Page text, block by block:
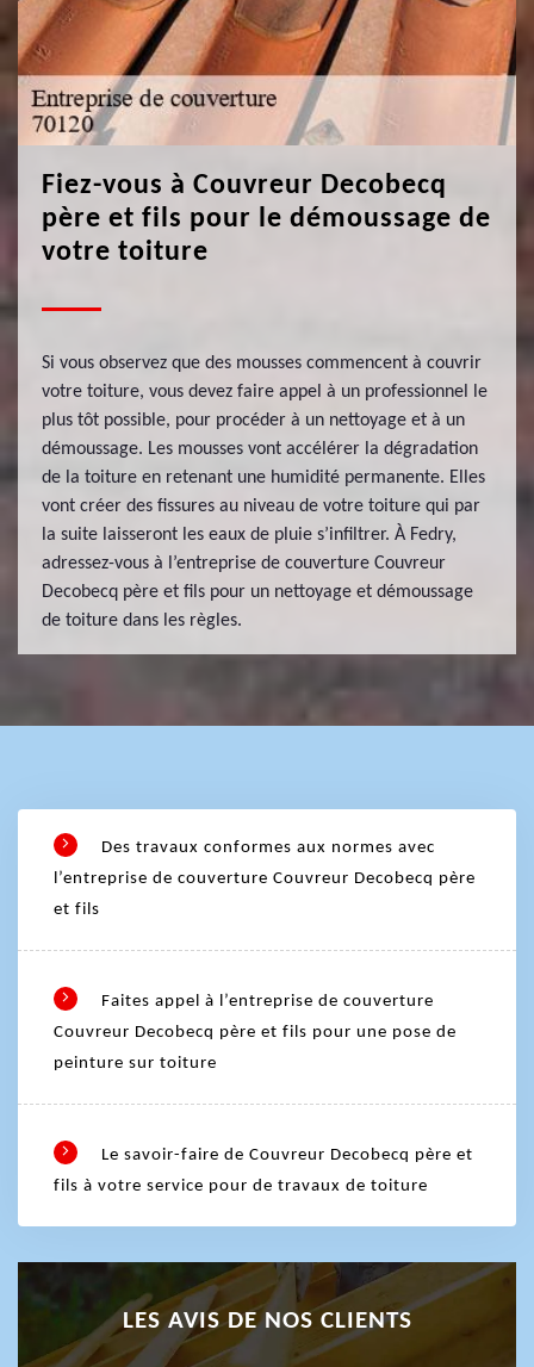
Fiez-vous à Couvreur Decobecq
père et fils pour le démoussage de
votre toiture
Si vous observez que des mousses commencent à couvrir
votre toiture, vous devez faire appel à un professionnel le
plus tôt possible, pour procéder à un nettoyage et à un
démoussage. Les mousses vont accélérer la dégradation
de la toiture en retenant une humidité permanente. Elles
vont créer des fissures au niveau de votre toiture qui par
la suite laisseront les eaux de pluie s’infiltrer. À Fedry,
adressez-vous à l’entreprise de couverture Couvreur
Decobecq père et fils pour un nettoyage et démoussage
de toiture dans les règles.
Des travaux conformes aux normes avec
l’entreprise de couverture Couvreur Decobecq père
et fils
Faites appel à l’entreprise de couverture
Couvreur Decobecq père et fils pour une pose de
peinture sur toiture
Le savoir-faire de Couvreur Decobecq père et
fils à votre service pour de travaux de toiture
LES AVIS DE NOS CLIENTS